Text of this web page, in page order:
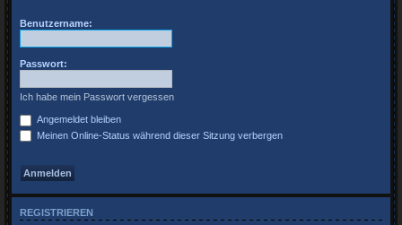
Benutzername:
Passwort:
Ich habe mein Passwort vergessen
Angemeldet bleiben
Meinen Online-Status während dieser Sitzung verbergen
REGISTRIEREN